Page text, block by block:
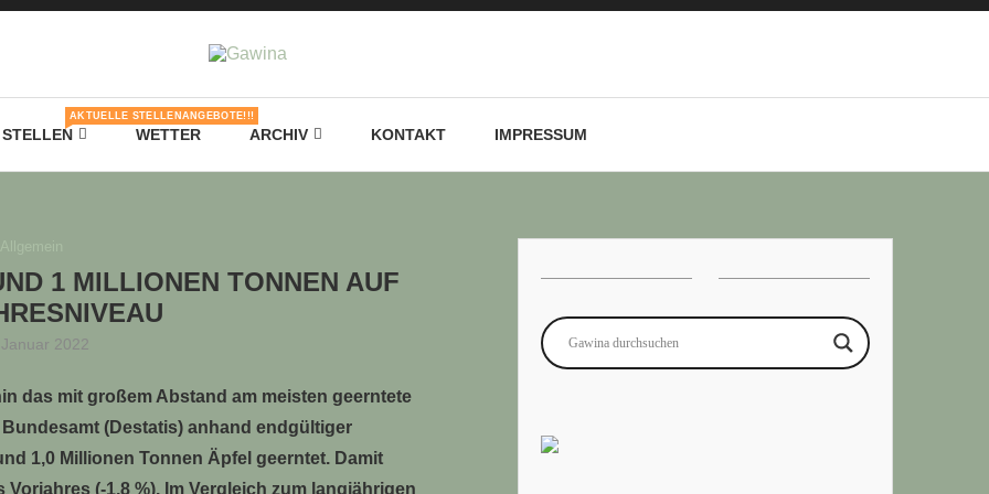
STELLEN
AKTUELLE STELLENANGEBOTE!!!
WETTER ARCHIV KONTAKT IMPRESSUM
1 MILLIONEN TONNEN AUF
2022
das mit großem Abstand am meisten geerntete
(Destatis) anhand endgültiger
1,0 Millionen Tonnen Äpfel geerntet. Damit
(-1,8 %). Im Vergleich zum langjährigen